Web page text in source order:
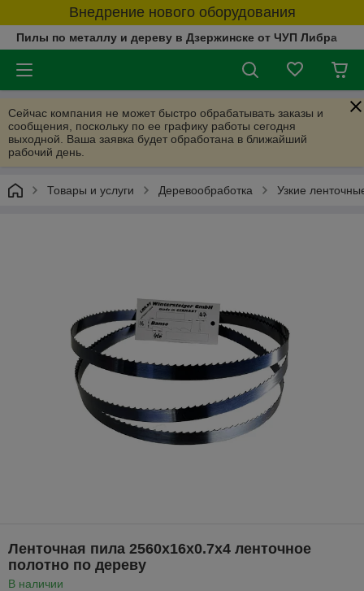
Внедрение нового оборудования
Пилы по металлу и дереву в Дзержинске от ЧУП Либра
Сейчас компания не может быстро обрабатывать заказы и
сообщения, поскольку по ее графику работы сегодня
выходной. Ваша заявка будет обработана в ближайший
рабочий день.
Товары и услуги Деревообработка Узкие
Ленточная пила 2560х16х0.7х4 ленточное
полотно по дереву
В наличии